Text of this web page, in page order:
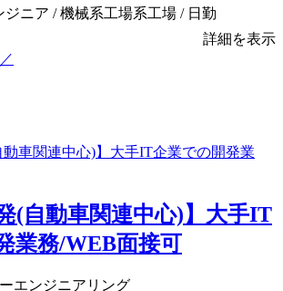
ジニア / 機械系工場系工場 / 日勤
詳細を表示
(自動車関連中心)】大手IT
業務/WEB面接可
エンジニアリング